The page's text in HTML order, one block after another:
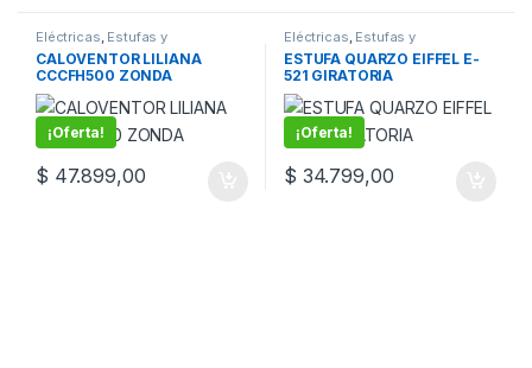
Eléctricas, Estufas y
Caloventores
CALOVENTOR LILIANA
CCCFH500 ZONDA
¡Oferta!
$ 47.899,00
Eléctricas, Estufas y
Caloventores,MI CASA
ESTUFA QUARZO EIFFEL E-
521 GIRATORIA
¡Oferta!
$ 34.799,00